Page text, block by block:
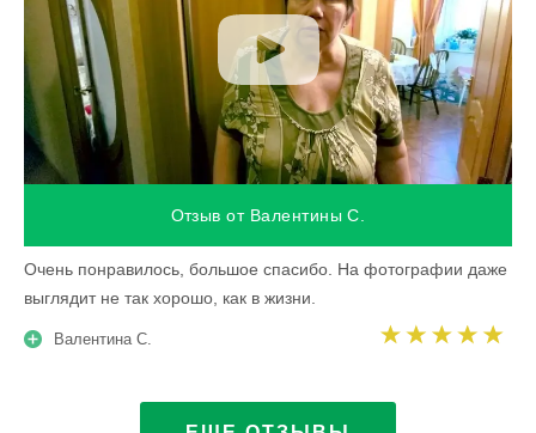
Отзыв от Валентины С.
Очень понравилось, большое спасибо. На фотографии даже
выглядит не так хорошо, как в жизни.
Валентина С.